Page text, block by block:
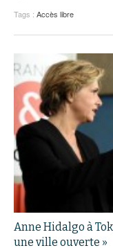
Tags : Accès libre
Anne Hidalgo à
une ville ouverte »